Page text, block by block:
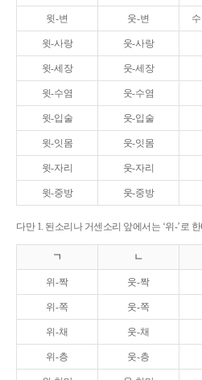
윗-변 웃-변
윗-사랑 웃-사랑
윗-세장 웃-세장
윗-수염 웃-수염
윗-입술 웃-입술
윗-잇몸 웃-잇몸
윗-자리 웃-자리
윗-중방 웃-중방
다만 1. 된소리나 거센소리 앞에서는 ‘위-’로
ㄱ ㄴ
위-짝 웃-짝
위-쪽 웃-쪽
위-채 웃-채
위-층 웃-층